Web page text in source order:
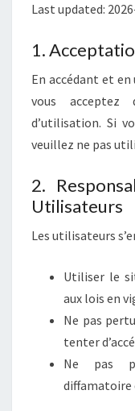
Last updated:
1.
En accédant et
vous acceptez
d’utilisation. Si
veuillez ne pas
2.
Utilisateurs
Les utilisateurs
Utiliser le
aux lois en
Ne pas
tenter
Ne pas
diffamatoire